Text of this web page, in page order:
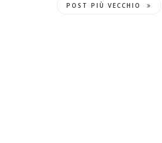
POST PIÙ VECCHIO